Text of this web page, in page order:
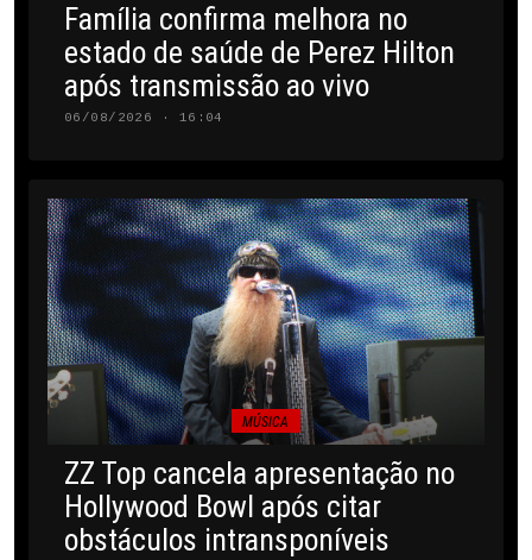
Família confirma melhora no
estado de saúde de Perez Hilton
após transmissão ao vivo
06/08/2026 · 16:04
MÚSICA
ZZ Top cancela apresentação no
Hollywood Bowl após citar
obstáculos intransponíveis